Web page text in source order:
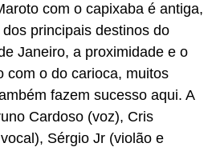
com o capixaba é antiga,
principais destinos do
Janeiro, a proximidade e o
com o do carioca, muitos
fazem sucesso aqui. A
Cardoso (voz), Cris
Sérgio Jr (violão e